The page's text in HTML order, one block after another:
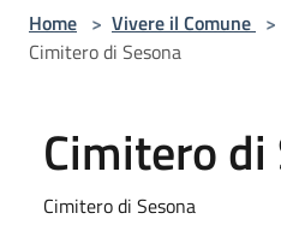
Home > Vivere il Comune >
Cimitero di Sesona
Cimitero di
Cimitero di Sesona